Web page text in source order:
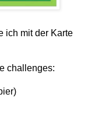
ich mit der Karte
challenges: